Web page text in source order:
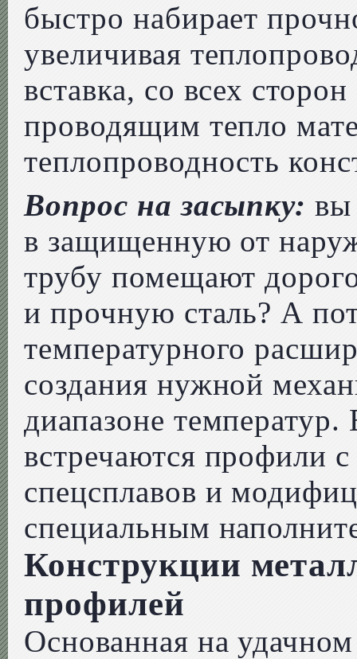
быстро набирает
увеличивая
вставка, со всех
проводящим тепло
теплопроводность
Вопрос на засыпку: вы
в защищенную от
трубу помещают
и прочную сталь? А
температурного
создания нужной
диапазоне
встречаются профили
спецсплавов и
специальным
Конструкции
профилей
Основанная на